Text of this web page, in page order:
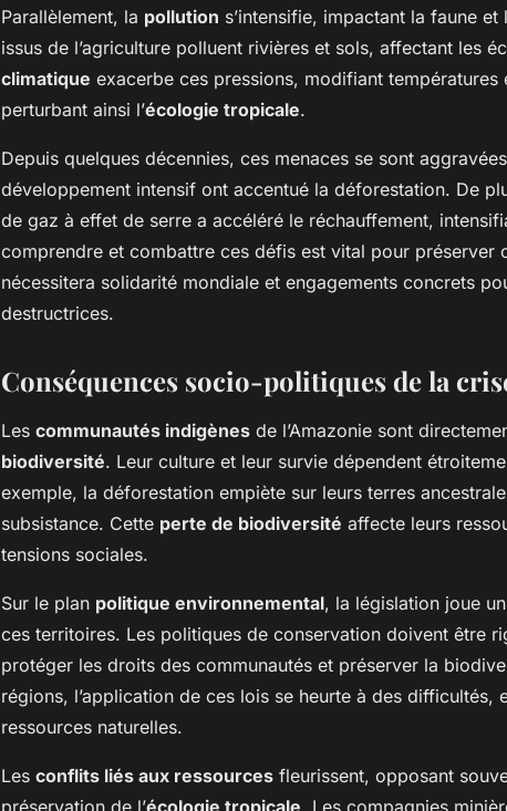
Parallèlement, la pollution s’intensifie, impactant la faune
issus de l’agriculture polluent rivières et sols, affectant les
climatique exacerbe ces pressions, modifiant
perturbant ainsi l’écologie tropicale.
Depuis quelques décennies, ces menaces se sont
développement intensif ont accentué la déforestation. De
de gaz à effet de serre a accéléré le réchauffement,
comprendre et combattre ces défis est vital pour préserver
nécessitera solidarité mondiale et engagements concrets
destructrices.
Conséquences socio-politiques de la
Les communautés indigènes de l’Amazonie sont
biodiversité. Leur culture et leur survie dépendent
exemple, la déforestation empiète sur leurs terres
subsistance. Cette perte de biodiversité affecte leurs
tensions sociales.
Sur le plan politique environnemental, la législation joue
ces territoires. Les politiques de conservation doivent être
protéger les droits des communautés et préserver la
régions, l’application de ces lois se heurte à des difficultés,
ressources naturelles.
Les conflits liés aux ressources fleurissent, opposant
préservation de l’écologie tropicale. Les compagnies